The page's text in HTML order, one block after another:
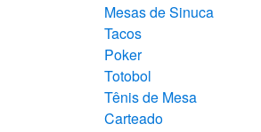
Mesas de Sinuca
Tacos
Poker
Totobol
Tênis de Mesa
Carteado